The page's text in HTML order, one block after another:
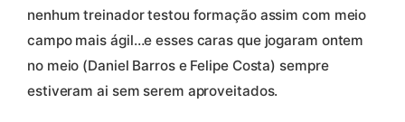
nenhum treinador testou formação assim com meio
campo mais ágil…e esses caras que jogaram ontem
no meio (Daniel Barros e Felipe Costa) sempre
estiveram ai sem serem aproveitados.